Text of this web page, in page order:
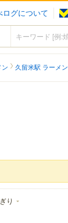
ログについて
久留米駅 ラーメン
り